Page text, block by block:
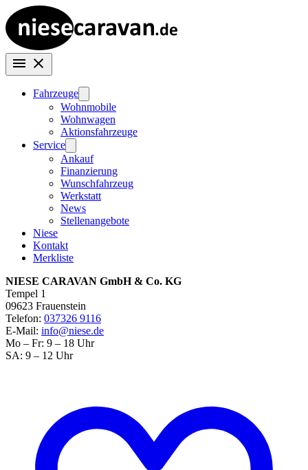
Fahrzeuge
Wohnmobile
Wohnwagen
Aktionsfahrzeuge
Service
Ankauf
Finanzierung
Wunschfahrzeug
Werkstatt
News
Stellenangebote
Niese
Kontakt
Merkliste
NIESE CARAVAN GmbH & Co. KG
Tempel 1
09623 Frauenstein
Telefon: 037326 9116
E-Mail: info@niese.de
Mo – Fr: 9 – 18 Uhr
SA: 9 – 12 Uhr